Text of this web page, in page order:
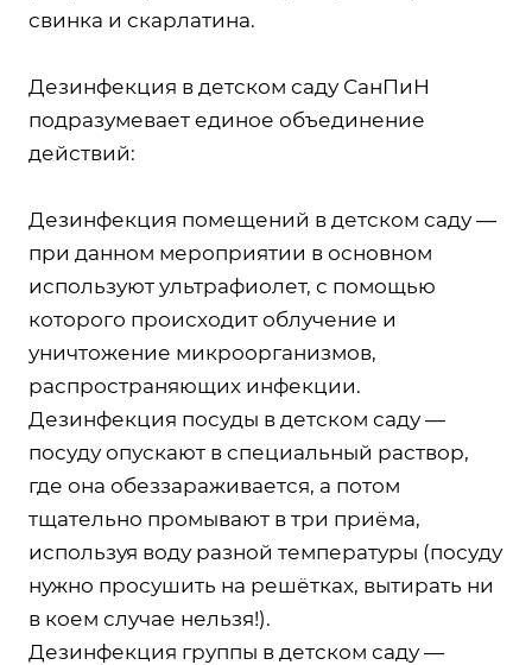
свинка и скарлатина.
Дезинфекция в детском саду СанПиН
подразумевает единое объединение
действий:
Дезинфекция помещений в детском саду —
при данном мероприятии в основном
используют ультрафиолет, с помощью
которого происходит облучение и
уничтожение микроорганизмов,
распространяющих инфекции.
Дезинфекция посуды в детском саду —
посуду опускают в специальный раствор,
где она обеззараживается, а потом
тщательно промывают в три приёма,
используя воду разной температуры (посуду
нужно просушить на решётках, вытирать ни
в коем случае нельзя!).
Дезинфекция группы в детском саду —